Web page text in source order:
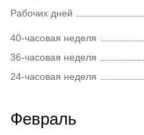
Рабочих дней
40-часовая неделя
36-часовая неделя
24-часовая неделя
Февраль